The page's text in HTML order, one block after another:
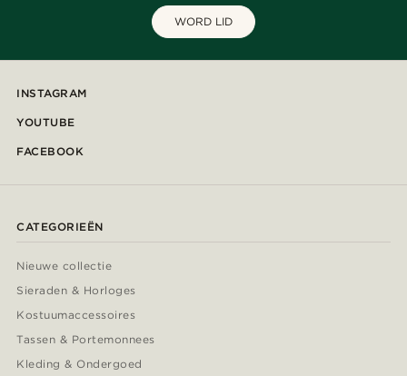
WORD LID
INSTAGRAM
YOUTUBE
FACEBOOK
CATEGORIEËN
Nieuwe collectie
Sieraden & Horloges
Kostuumaccessoires
Tassen & Portemonnees
Kleding & Ondergoed